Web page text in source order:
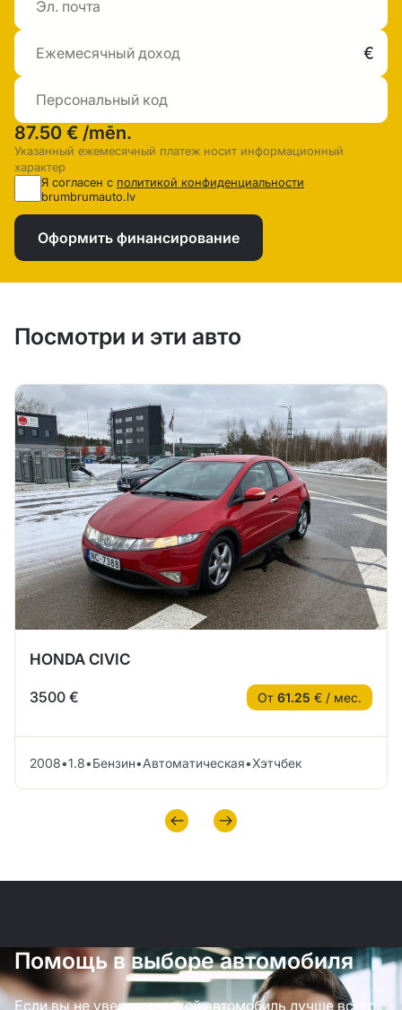
87.50 € /mēn.
Указанный ежемесячный платеж носит информационный
характер
Я согласен с политикой конфиденциальности
brumbrumauto.lv
Оформить финансирование
Посмотри и эти авто
HONDA CIVIC
3500 € От 61.25 € / мес.
2008•1.8•Бензин•Автоматическая•Хэтчбек
Помощь в выборе автомобиля
Если вы не уверены, какой автомобиль лучше всего